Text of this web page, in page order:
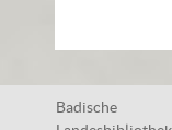
Badische